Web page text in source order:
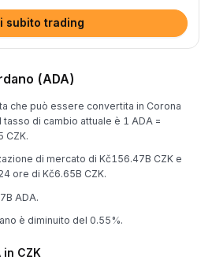
subito trading
(ADA)
che può essere convertita in Corona
di cambio attuale è 1 ADA =
CZK.
di mercato di Kč156.47B CZK e
ore di Kč6.65B CZK.
ADA.
è diminuito del 0.55%.
in CZK